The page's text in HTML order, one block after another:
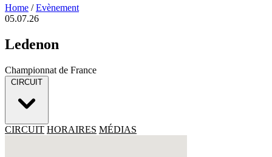
Home / Evènement
05.07.26
Ledenon
Championnat de France
CIRCUIT
CIRCUIT HORAIRES MÉDIAS